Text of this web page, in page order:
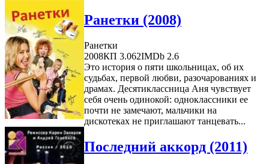
Ранетки (2008)
Ранетки
2008КП 3.062IMDb 2.6
Это история о пяти школьницах, об их
судьбах, первой любви, разочарованиях и
драмах. Десятиклассница Аня чувствует
себя очень одинокой: одноклассники ее
почти не замечают, мальчики на
дискотеках не приглашают танцевать...
Последний аккорд (2011)